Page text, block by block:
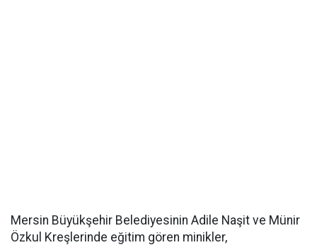
Mersin Büyükşehir Belediyesinin Adile Naşit ve Münir
Özkul Kreşlerinde eğitim gören minikler,